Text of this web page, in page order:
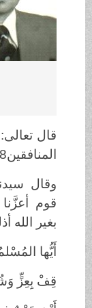
قال تعالى:
المنافقين8)
وقال
قوم أعزَّنا
بغير الله
أَيُّها المُسْلمُ
قِفْ بِعِزٍّ